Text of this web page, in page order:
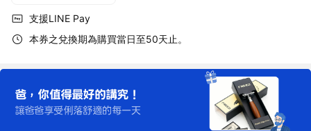
支援LINE Pay
本券之兌換期為購買當日至50天止。